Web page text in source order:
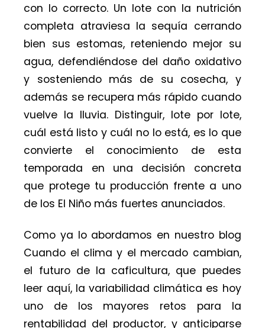
con lo correcto. Un lote con la nutrición
completa atraviesa la sequía cerrando
bien sus estomas, reteniendo mejor su
agua, defendiéndose del daño oxidativo
y sosteniendo más de su cosecha, y
además se recupera más rápido cuando
vuelve la lluvia. Distinguir, lote por lote,
cuál está listo y cuál no lo está, es lo que
convierte el conocimiento de esta
temporada en una decisión concreta
que protege tu producción frente a uno
de los El Niño más fuertes anunciados.
Como ya lo abordamos en nuestro blog
Cuando el clima y el mercado cambian,
el futuro de la caficultura, que puedes
leer aquí, la variabilidad climática es hoy
uno de los mayores retos para la
rentabilidad del productor, y anticiparse